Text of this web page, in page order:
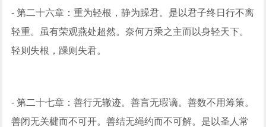
- 第二十六章：重为轻根，静为躁君。是以君子终日行不离
轻重。虽有荣观燕处超然。奈何万乘之主而以身轻天下。
轻则失根，躁则失君。
- 第二十七章：善行无辙迹。善言无瑕谪。善数不用筹策。
善闭无关楗而不可开。善结无绳约而不可解。是以圣人常